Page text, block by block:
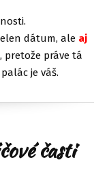
dátum, ale aj
, pretože práve tá
je váš.
časti